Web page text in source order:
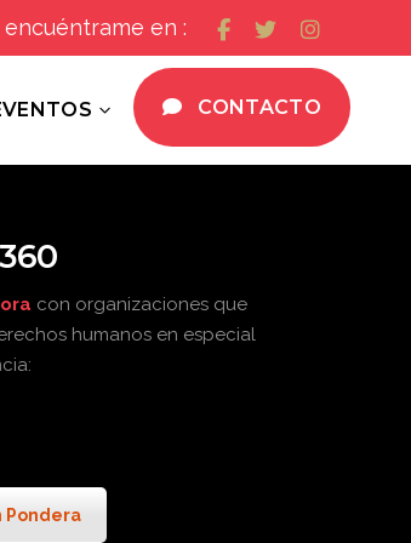
encuéntrame en :
CONTACTO
con organizaciones que
humanos en especial
Pondera